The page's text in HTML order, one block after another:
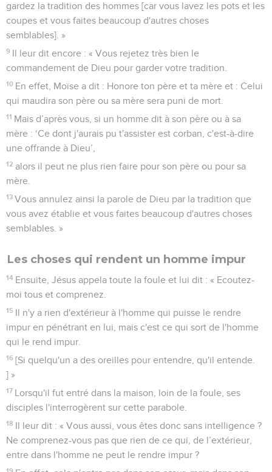
gardez la tradition des hommes [car vous lavez les pots et les
coupes et vous faites beaucoup d'autres choses
semblables]. »
9 Il leur dit encore : « Vous rejetez très bien le
commandement de Dieu pour garder votre tradition.
10 En effet, Moïse a dit : Honore ton père et ta mère et : Celui
qui maudira son père ou sa mère sera puni de mort.
11 Mais d’après vous, si un homme dit à son père ou à sa
mère : ‘Ce dont j'aurais pu t'assister est corban, c'est-à-dire
une offrande à Dieu’,
12 alors il peut ne plus rien faire pour son père ou pour sa
mère.
13 Vous annulez ainsi la parole de Dieu par la tradition que
vous avez établie et vous faites beaucoup d'autres choses
semblables. »
Les choses qui rendent un homme impur
14 Ensuite, Jésus appela toute la foule et lui dit : « Ecoutez-
moi tous et comprenez.
15 Il n'y a rien d'extérieur à l'homme qui puisse le rendre
impur en pénétrant en lui, mais c'est ce qui sort de l'homme
qui le rend impur.
16 [Si quelqu'un a des oreilles pour entendre, qu'il entende.
] »
17 Lorsqu'il fut entré dans la maison, loin de la foule, ses
disciples l'interrogèrent sur cette parabole.
18 Il leur dit : « Vous aussi, vous êtes donc sans intelligence ?
Ne comprenez-vous pas que rien de ce qui, de l’extérieur,
entre dans l'homme ne peut le rendre impur ?
19